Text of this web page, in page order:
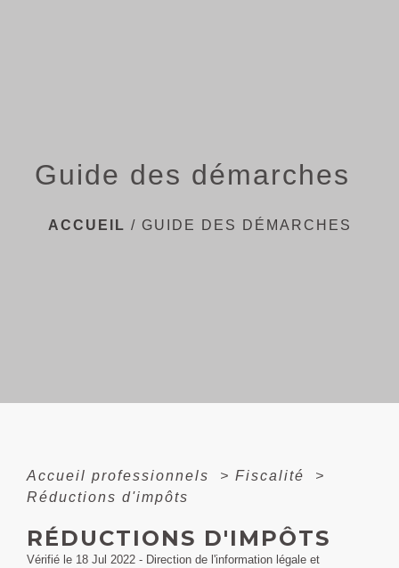
Guide des démarches
ACCUEIL / GUIDE DES DÉMARCHES
Accueil professionnels > Fiscalité
>
Réductions d'impôts
RÉDUCTIONS D'IMPÔTS
Vérifié le 18 Jul 2022 - Direction de l'information légale et